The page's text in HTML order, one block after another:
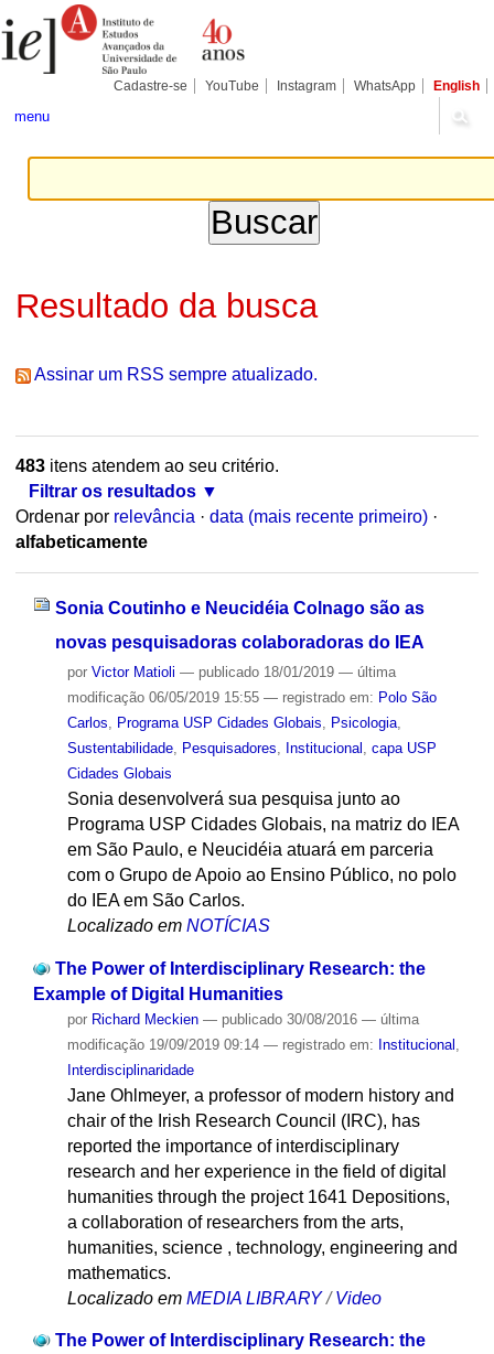
para
conteúdo.
Pessoais
Cadastre-se YouTube Instagram WhatsApp English
menu
Resultado da busca
Assinar um RSS sempre atualizado.
483itens atendem ao seu critério.
Filtrar os resultados
Ordenar por relevância · data (mais recente primeiro) ·
alfabeticamente
Sonia Coutinho e Neucidéia Colnago são as
novas pesquisadoras colaboradoras do IEA
por Victor Matioli — publicado18/01/2019 — última
modificação06/05/2019 15:55 — registrado em: Polo São
Carlos
Programa USP Cidades Globais Psicologia,
Sustentabilidade, Pesquisadores Institucional
capa USP
Cidades Globais
Sonia desenvolverá sua pesquisa junto ao
Programa USP Cidades Globais, na matriz do IEA
em São Paulo, e Neucidéia atuará em parceria
com o Grupo de Apoio ao Ensino Público, no polo
do IEA em São Carlos.
Localizado em NOTÍCIAS
The Power of Interdisciplinary Research: the
Example of Digital Humanities
por Richard Meckien — publicado30/08/2016 — última
modificação19/09/2019 09:14 — registrado em: Institucional
Interdisciplinaridade
Jane Ohlmeyer, a professor of modern history and
chair of the Irish Research Council (IRC), has
reported the importance of interdisciplinary
research and her experience in the field of digital
humanities through the project 1641 Depositions,
a collaboration of researchers from the arts,
humanities, science , technology, engineering and
mathematics.
Localizado em MEDIA LIBRARY /Video
The Power of Interdisciplinary Research: the